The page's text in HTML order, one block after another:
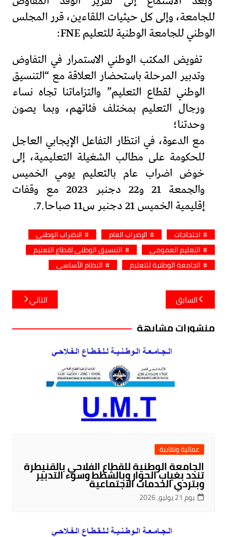
للجامعة، وإلى كل حيثيات اللقاءين، قرر المجلس
الوطني للجامعة الوطنية للتعليم FNE:
تفويض المكتب الوطني الاستمرار في التفاوض
وتدبير المرحلة باستحضار العلاقة مع “التنسيق
الوطني لقطاع التعليم” والتزاماتنا تجاه نساء
ورجال التعليم بمختلف فئاتهم، وبما يصون
وحدتنا؛
مع الدعوة، في انتظار التفاعل الإيجابي العاجل
للحكومة على مطالب الشغيلة التعليمية، إلى
خوض اضراب عام بالتعليم يومي الخميس
والجمعة 21 و22 دجنبر 2023 مع وقفات
إقليمية الخميس 21 دجنبر س11 صباحا.7.
احتجاجات الإضراب العام
الاضراب الوطني
التعليم العمومي
التنسيق الوطني لقطاع التعليم
الجامعة الوطنية للتعليم
النظام الأساسي
تصفّح
المقالات
السابق التالي
منشورات مشابهة
عمالية ونقابية
الجامعة الوطنية للقطاع الفلاحي بالقنيطرة
تندد بغياب الحوار وبالشطط وسوء التدبير
وبتردي الخدمات الاجتماعية
يوم 21 يوليو، 2026